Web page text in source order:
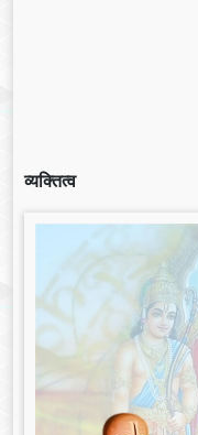
व्यक्तित्व